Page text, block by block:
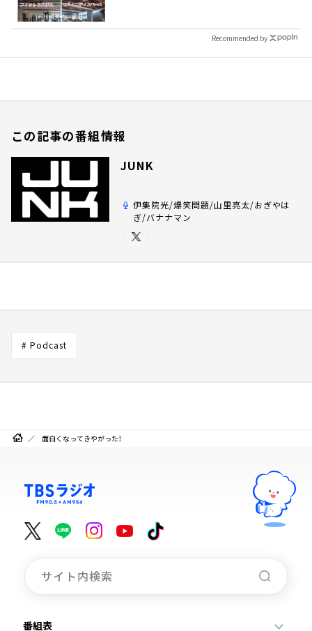
Recommended by
この記事の番組情報
JUNK
伊集院光/爆笑問題/山里亮太/おぎやは
ぎ/バナナマン
# Podcast
面白くなってきやがった！
番組表